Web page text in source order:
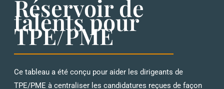
Réservoir de
talents pour
TPE/PME
Ce tableau a été conçu pour aider les dirigeants de
TPE/PME à centraliser les candidatures reçues de façon